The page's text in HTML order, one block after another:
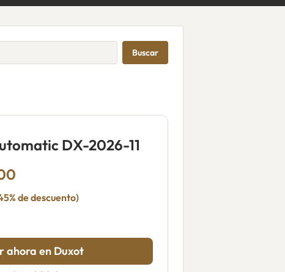
Buscar
DX-2026-11
de descuento)
ahora en Duxot